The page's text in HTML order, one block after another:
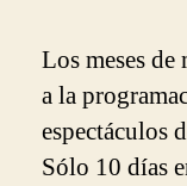
Los meses de
a la
espectáculos
Sólo 10 días